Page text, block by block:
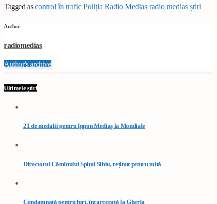
Tagged ascontrol în trafic Poliția Radio Mediaș radio medias știri
Author
radiomedias
Author's archive
Ultimele știri
21 de medalii pentru Ippon Mediaș la Mondiale
Directorul Căminului Spital Sibiu, reținut pentru mită
Condamnată pentru furt, încarcerată la Gherla